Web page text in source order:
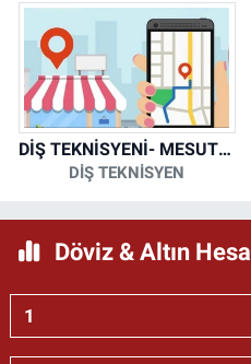
DİŞ TEKNİSYENİ- MESUT KORKMAZ
DİŞ TEKNİSYEN
Döviz & Altın